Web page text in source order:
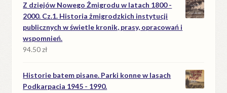
Z dziejów Nowego Żmigrodu w latach 1800 -
2000. Cz.1. Historia żmigrodzkich instytucji
publicznych w świetle kronik, prasy, opracowań i
wspomnień.
94.50zł
Historie batem pisane. Parki konne w lasach
Podkarpacia 1945 - 1990.